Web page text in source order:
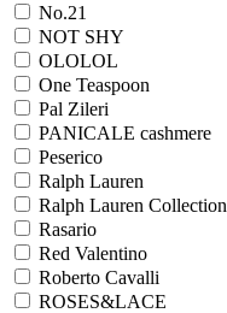
No.21
NOT SHY
OLOLOL
One Teaspoon
Pal Zileri
PANICALE cashmere
Peserico
Ralph Lauren
Ralph Lаuren Collection
Rasario
Red Valentino
Roberto Cavalli
ROSES&LACE